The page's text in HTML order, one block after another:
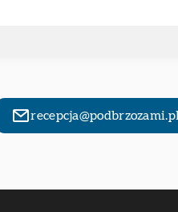
recepcja@podbrzozami.pl